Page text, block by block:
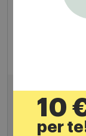
Mtrading
10
per